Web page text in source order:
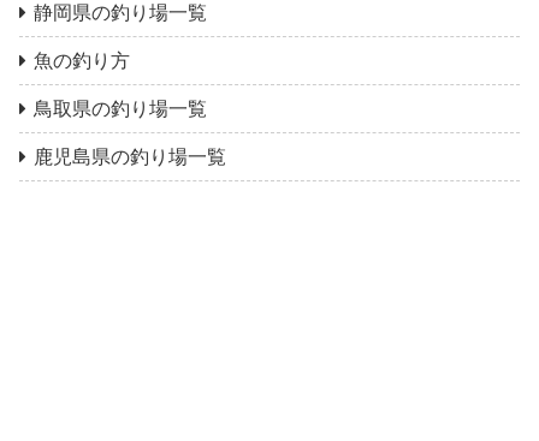
静岡県の釣り場一覧
魚の釣り方
鳥取県の釣り場一覧
鹿児島県の釣り場一覧